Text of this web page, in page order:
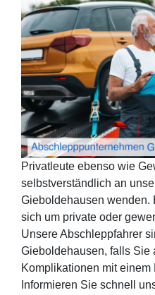
Privatleute ebenso wie
selbstverständlich an
Gieboldehausen wenden.
sich um private oder
Unsere Abschleppfahrer
Gieboldehausen, falls Sie
Komplikationen mit
Informieren Sie schnell